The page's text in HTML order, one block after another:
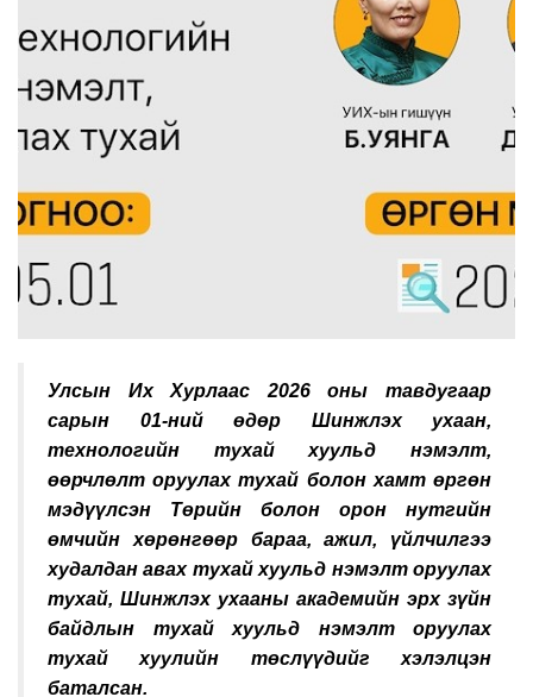
Улсын Их Хурлаас 2026 оны тавдугаар
сарын 01-ний өдөр Шинжлэх ухаан,
технологийн тухай хуульд нэмэлт,
өөрчлөлт оруулах тухай болон хамт өргөн
мэдүүлсэн Төрийн болон орон нутгийн
өмчийн хөрөнгөөр бараа, ажил, үйлчилгээ
худалдан авах тухай хуульд нэмэлт оруулах
тухай, Шинжлэх ухааны академийн эрх зүйн
байдлын тухай хуульд нэмэлт оруулах
тухай хуулийн төслүүдийг хэлэлцэн
баталсан.